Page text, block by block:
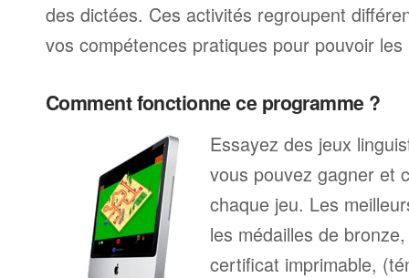
des dictées. Ces activités regroupent
vos compétences pratiques pour pouvoir
Comment fonctionne ce programme ?
Essayez des jeux
vous pouvez gagner et
chaque jeu. Les
les médailles de
certificat imprimable,